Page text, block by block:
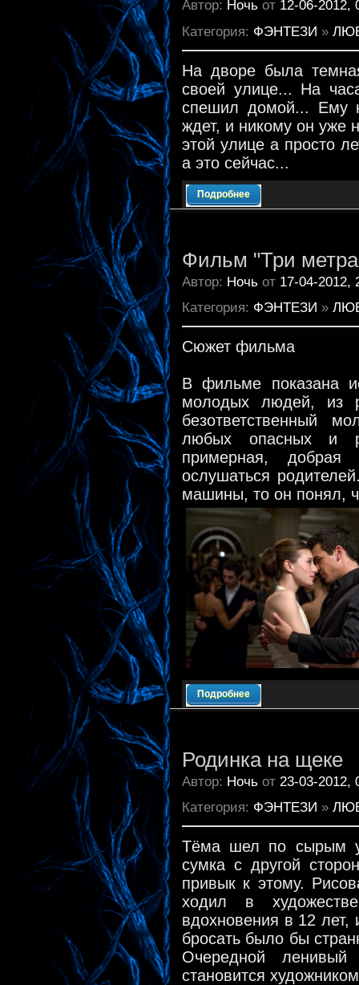
Автор: Ночь от 12-06-2012,
Категория: ФЭНТЕЗИ »
На дворе была
своей улице... На
спешил домой... Ему
ждет, и никому он уже
этой улице а просто
а это сейчас...
Подробнее
Фильм "Три метра
Автор: Ночь от 17-04-2012,
Категория: ФЭНТЕЗИ »
Сюжет фильма
В фильме показана
молодых людей, из
безответственный
любых опасных и
примерная,
ослушаться
машины, то он понял,
Подробнее
Родинка на щеке
Автор: Ночь от 23-03-2012,
Категория: ФЭНТЕЗИ »
Тёма шел по сырым
сумка с другой
привык к этому.
ходил в
вдохновения в 12 лет,
бросать было бы
Очередной
становится